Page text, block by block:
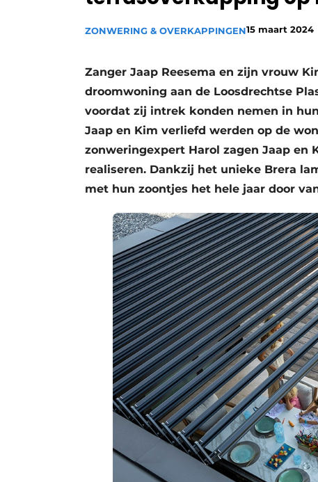
ZONWERING & OVERKAPPINGEN15 maart 2024
Zanger Jaap Reesema en zijn vrouw
droomwoning aan de Loosdrechtse
voordat zij intrek konden nemen in
Jaap en Kim verliefd werden op de
zonweringexpert Harol zagen Jaap en
realiseren. Dankzij het unieke Brera
met hun zoontjes het hele jaar door